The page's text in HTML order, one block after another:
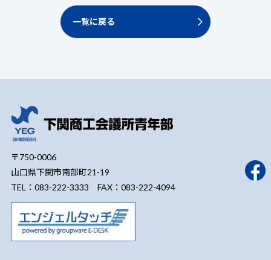
一覧に戻る
〒750-0006
山口県下関市南部町21-19
TEL：083-222-3333 FAX：083-222-4094